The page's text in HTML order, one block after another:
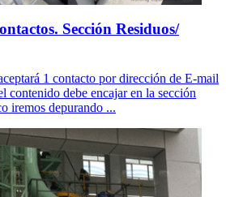
Sección Residuos/
1 contacto por dirección de E-mail
contenido debe encajar en la sección
iremos depurando ...